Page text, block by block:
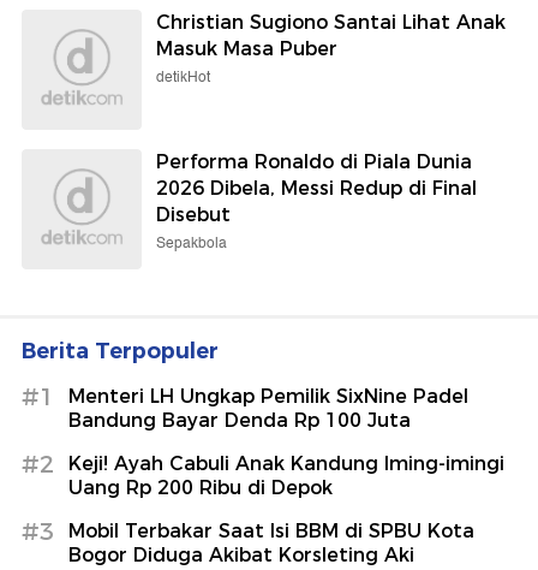
Christian Sugiono Santai Lihat Anak
Masuk Masa Puber
detikHot
Performa Ronaldo di Piala Dunia
2026 Dibela, Messi Redup di Final
Disebut
Sepakbola
Berita Terpopuler
#1
Menteri LH Ungkap Pemilik SixNine Padel
Bandung Bayar Denda Rp 100 Juta
#2
Keji! Ayah Cabuli Anak Kandung Iming-imingi
Uang Rp 200 Ribu di Depok
#3
Mobil Terbakar Saat Isi BBM di SPBU Kota
Bogor Diduga Akibat Korsleting Aki